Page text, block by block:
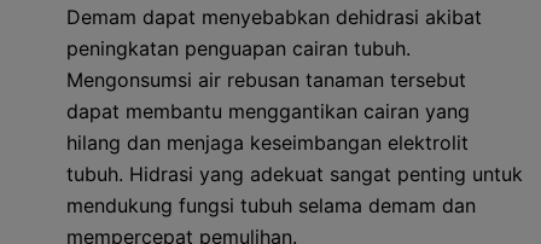
Demam dapat menyebabkan dehidrasi akibat
peningkatan penguapan cairan tubuh.
Mengonsumsi air rebusan tanaman tersebut
dapat membantu menggantikan cairan yang
hilang dan menjaga keseimbangan elektrolit
tubuh. Hidrasi yang adekuat sangat penting untuk
mendukung fungsi tubuh selama demam dan
mempercepat pemulihan.